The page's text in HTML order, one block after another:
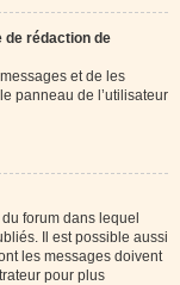
de rédaction de
et de les
panneau de l’utilisateur
forum dans lequel
Il est possible aussi
les messages doivent
pour plus